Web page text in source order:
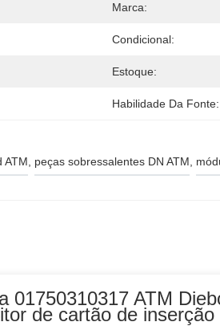
Marca:
Condicional:
Estoque:
Habilidade Da Fonte:
ATM peças sobressalentes DN ATM
01750310317 ATM
de cartão de